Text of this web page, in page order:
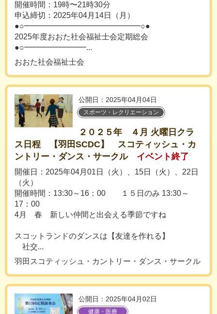
開催時間：19時〜21時30分
申込締切：2025年04月14日（月）
●○━━━━━━━━━━━━━━━○●
2025年度おおた社会福祉士会定期総会
●○━━━━━━━━...
おおた社会福祉士会
公開日：2025年04月04日
スポーツ・レクリエーション
２０２５年 ４月 火曜日クラ
ス日程 【羽田SCDC】 スコティッシュ・カ
ントリー・ダンス・サークル
イベント終了
開催日：2025年04月01日（火）、15日（火）、22日
（火）
開催時間：13:30～16：00 １５日のみ 13:30～
17：00
4月 春 新しい仲間と出会える季節ですね
スコットランドのダンスは【友達を作れる】
社交...
羽田スコティッシュ・カントリー・ダンス・サークル
公開日：2025年04月02日
健康・医療